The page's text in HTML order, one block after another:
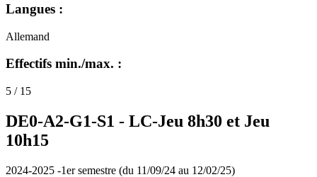
Langues :
Allemand
Effectifs min./max. :
5 / 15
DE0-A2-G1-S1 - LC-Jeu 8h30 et Jeu
10h15
2024-2025 -1er semestre (du 11/09/24 au 12/02/25)